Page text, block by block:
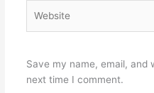
Save my name, email, and
next time I comment.